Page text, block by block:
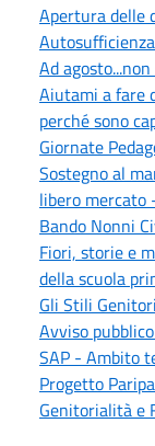
Apertura delle
Ad
Aiutami a fare
perché sono
Giornate
Sostegno al
libero mercato
Bando Nonni
Fiori, storie e
della scuola
Gli Stili
Avviso
SAP - Ambito
Progetto
Genitorialità e